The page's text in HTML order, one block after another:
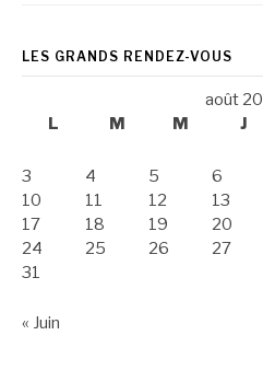
LES GRANDS RENDEZ-VOUS
août
L
M M J
3
4 5 6
10
11 12 13
17
18 19 20
24
25 26 27
31
« Juin